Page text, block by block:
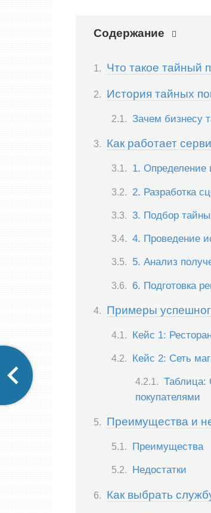
Содержание
Что такое тайный
История тайных
Зачем бизнесу
Как работает
1. Определение
2. Разработка
3. Подбор
4. Проведение
5. Анализ
6. Подготовка
Примеры
Кейс 1:
Кейс 2: Сеть
Таблица:
покупателями
Преимущества и
Преимущества
Недостатки
Как выбрать